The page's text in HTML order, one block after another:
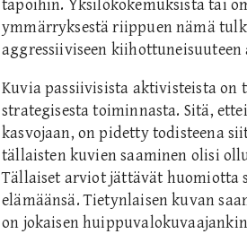
tapoihin. Yksilökokemuksista tai
ymmärryksestä riippuen nämä
aggressiiviseen kiihottuneisuuteen
Kuvia passiivisista aktivisteista
strategisesta toiminnasta. Sitä,
kasvojaan, on pidetty todisteena
tällaisten kuvien saaminen olisi
Tällaiset arviot jättävät huomiotta
elämäänsä. Tietynlaisen kuvan
on jokaisen